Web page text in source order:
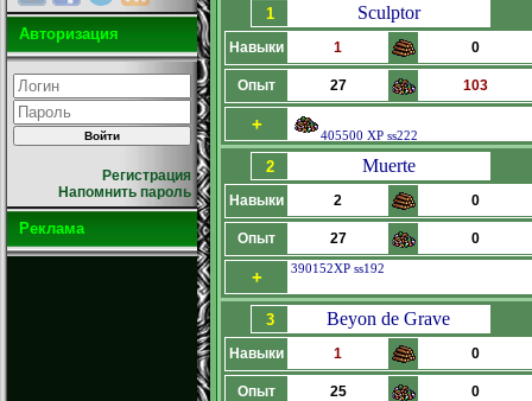
Авторизация
Регистрация
Напомнить пароль
Реклама
1 Sculptor
Навыки 1 0
Опыт 27 103
+
405500 XP ss222
2 Muerte
Навыки 2 0
Опыт 27 0
+ 390152XP ss192
3 Beyon de Grave
Навыки 1 0
Опыт 25 0